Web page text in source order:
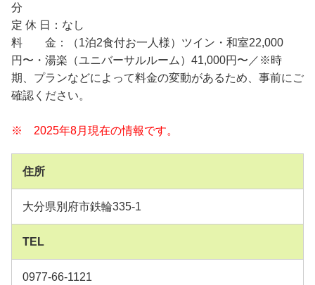
分
定 休 日：なし
料 金：（1泊2食付お一人様）ツイン・和室22,000
円〜・湯楽（ユニバーサルルーム）41,000円〜／※時
期、プランなどによって料金の変動があるため、事前にご
確認ください。
※ 2025年8月現在の情報です。
住所
大分県別府市鉄輪335-1
TEL
0977-66-1121